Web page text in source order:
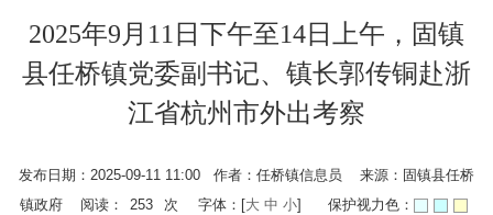
2025年9月11日下午至14日上午，固镇
县任桥镇党委副书记、镇长郭传铜赴浙
江省杭州市外出考察
发布日期：2025-09-11 11:00 作者：任桥镇信息员 来源：固镇县任桥
镇政府 阅读：
253 次 字体：[大 中 小] 保护视力色：